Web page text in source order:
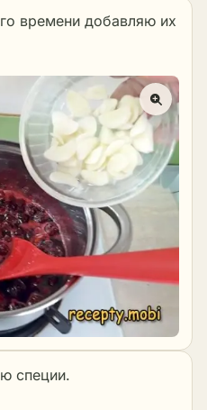
времени добавляю их
специи.